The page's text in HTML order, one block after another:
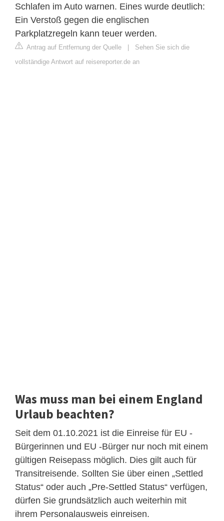
Schlafen im Auto warnen. Eines wurde deutlich:
Ein Verstoß gegen die englischen
Parkplatzregeln kann teuer werden.
Antrag auf Entfernung der Quelle | Sehen Sie sich die
vollständige Antwort auf reisereporter.de an
Was muss man bei einem England
Urlaub beachten?
Seit dem 01.10.2021 ist die Einreise für EU -
Bürgerinnen und EU -Bürger nur noch mit einem
gültigen Reisepass möglich. Dies gilt auch für
Transitreisende. Sollten Sie über einen „Settled
Status“ oder auch „Pre-Settled Status“ verfügen,
dürfen Sie grundsätzlich auch weiterhin mit
ihrem Personalausweis einreisen.